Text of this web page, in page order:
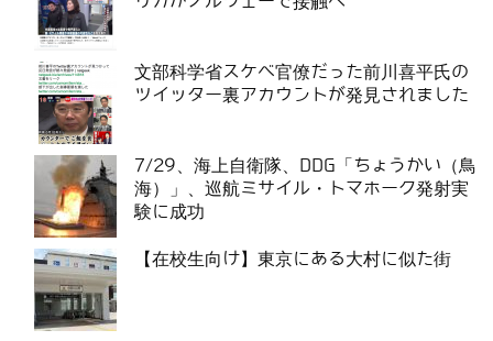
文部科学省スケベ官僚だった前川喜平氏の
ツイッター裏アカウントが発見されました
7/29、海上自衛隊、DDG「ちょうかい（鳥
海）」、巡航ミサイル・トマホーク発射実
験に成功
【在校生向け】東京にある大村に似た街